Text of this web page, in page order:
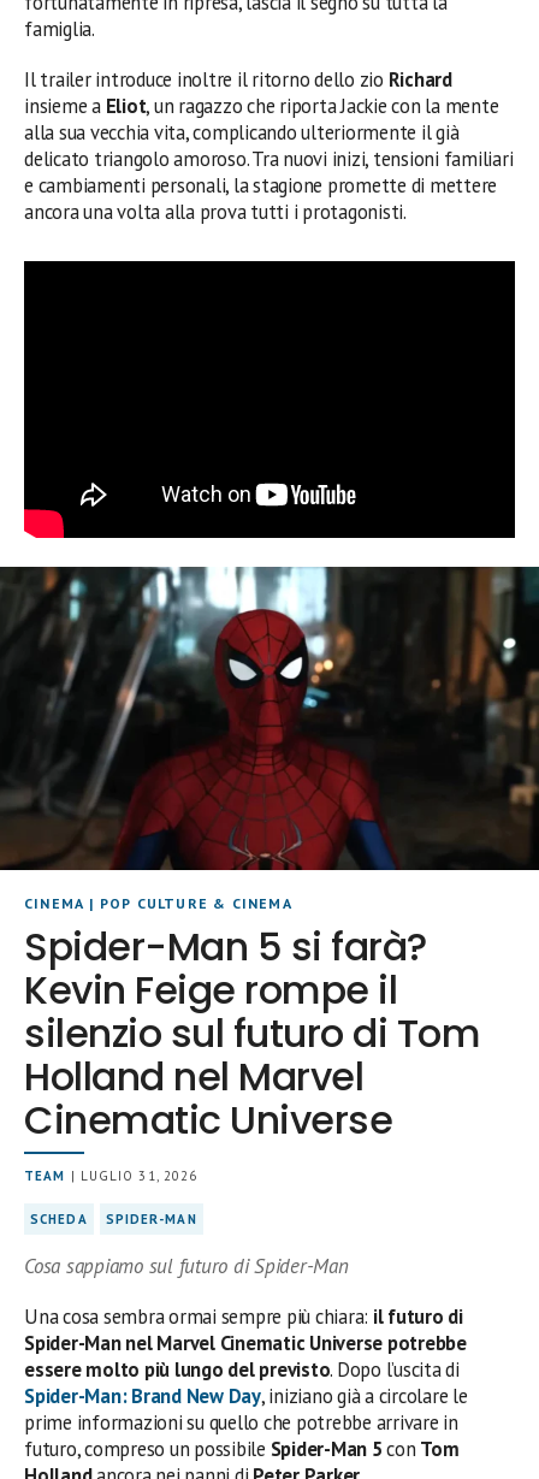
famiglia.
Il trailer introduce inoltre il ritorno dello zio Richard
insieme a Eliot, un ragazzo che riporta Jackie con la mente
alla sua vecchia vita, complicando ulteriormente il già
delicato triangolo amoroso. Tra nuovi inizi, tensioni familiari
e cambiamenti personali, la stagione promette di mettere
ancora una volta alla prova tutti i protagonisti.
CINEMA | POP CULTURE & CINEMA
Spider-Man 5 si farà?
Kevin Feige rompe il
silenzio sul futuro di Tom
Holland nel Marvel
Cinematic Universe
TEAM | LUGLIO 31, 2026
SCHEDA SPIDER-MAN
Cosa sappiamo sul futuro di Spider-Man
Una cosa sembra ormai sempre più chiara: il futuro di
Spider-Man nel Marvel Cinematic Universe potrebbe
essere molto più lungo del previsto. Dopo l’uscita di
Spider-Man: Brand New Day, iniziano già a circolare le
prime informazioni su quello che potrebbe arrivare in
futuro, compreso un possibile Spider-Man 5con Tom